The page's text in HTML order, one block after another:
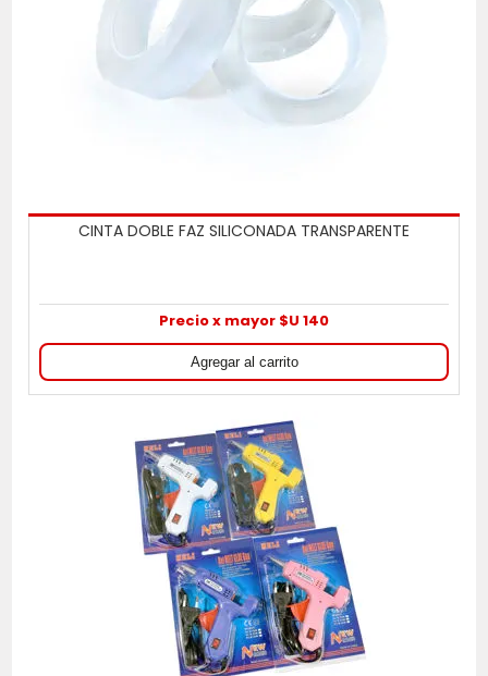
CINTA DOBLE FAZ SILICONADA TRANSPARENTE
Precio x mayor $U 140